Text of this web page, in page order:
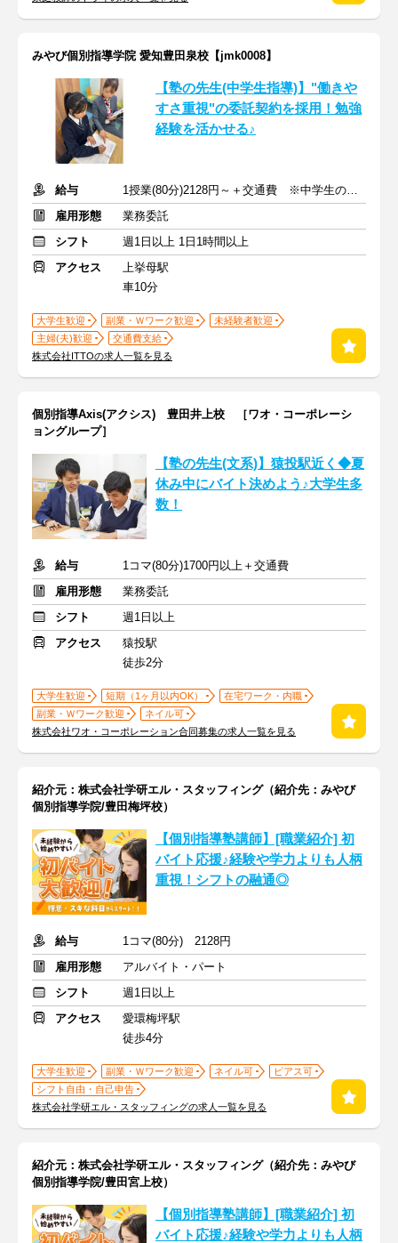
みやび個別指導学院 愛知豊田泉校【jmk0008】
【塾の先生(中学生指導)】"働きや
すさ重視"の委託契約を採用！勉強
経験を活かせる♪
給与
1授業(80分)2128円～＋交通費 ※中学生の場合
雇用形態
業務委託
シフト
週1日以上 1日1時間以上
アクセス
上挙母駅
車10分
大学生歓迎 副業・Ｗワーク歓迎
未経験者歓迎
主婦(夫)歓迎
交通費支給
株式会社ITTOの求人一覧を見る
個別指導Axis(アクシス) 豊田井上校 ［ワオ・コーポレーシ
ョングループ］
【塾の先生(文系)】猿投駅近く◆夏
休み中にバイト決めよう♪大学生多
数！
給与
1コマ(80分)1700円以上＋交通費
雇用形態
業務委託
シフト
週1日以上
アクセス
猿投駅
徒歩2分
大学生歓迎 短期（1ヶ月以内OK）
在宅ワーク・内職
副業・Ｗワーク歓迎
ネイル可
株式会社ワオ・コーポレーション合同募集の求人一覧を見る
紹介元：株式会社学研エル・スタッフィング（紹介先：みやび
個別指導学院/豊田梅坪校）
【個別指導塾講師】[職業紹介] 初
バイト応援♪経験や学力よりも人柄
重視！シフトの融通◎
給与
1コマ(80分) 2128円
雇用形態
アルバイト・パート
シフト
週1日以上
アクセス
愛環梅坪駅
徒歩4分
大学生歓迎 副業・Ｗワーク歓迎 ネイル可
ピアス可
シフト自由・自己申告
株式会社学研エル・スタッフィングの求人一覧を見る
紹介元：株式会社学研エル・スタッフィング（紹介先：みやび
個別指導学院/豊田宮上校）
【個別指導塾講師】[職業紹介] 初
バイト応援♪経験や学力よりも人柄